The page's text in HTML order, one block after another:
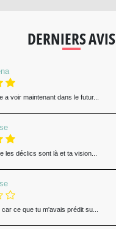
DERNIERS AVIS
a voir maintenant dans le futur...
les déclics sont là et ta vision...
ce que tu m'avais prédit su...